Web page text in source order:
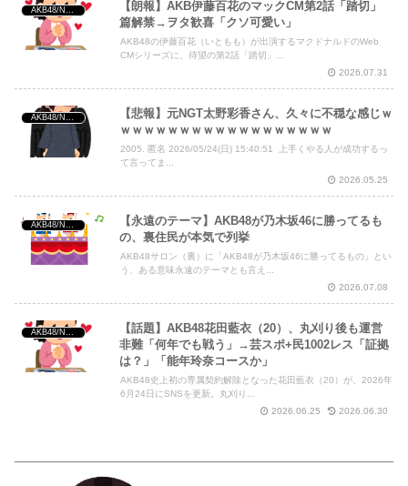
AKB48/NGT48/他アイドル
【朗報】AKB伊藤百花のマックCM第2話「踏切」
篇解禁→ヲタ歓喜「クソ可愛い」
AKB48の伊藤百花（いともも）が出演するマクドナルドのWeb
CMシリーズに、待望の第2話「踏切」...
2026.07.31
AKB48/NGT48/他アイドル
【悲報】元NGT太野彩香さん、久々に不穏な感じｗ
ｗｗｗｗｗｗｗｗｗｗｗｗｗｗｗｗｗｗ
2005. 匿名 2026/05/24(日) 15:40:51 上手くやる人が成功するっ
て言ってま...
2026.05.25
AKB48/NGT48/他アイドル
【永遠のテーマ】AKB48が乃木坂46に勝ってるも
の、裏住民が本気で列挙
AKB48サロン（裏）に「AKB48が乃木坂46に勝ってるもの」とい
う、ある意味永遠のテーマとも言え...
2026.07.08
AKB48/NGT48/他アイドル
【話題】AKB48花田藍衣（20）、丸刈り後も運営
非難「何年でも戦う」→芸スポ+民1002レス「証拠
は？」「能年玲奈コースか」
AKB48史上初の専属契約解除となった花田藍衣（20）が、2026年
6月24日にSNSを更新。丸刈り...
2026.06.25
2026.06.30